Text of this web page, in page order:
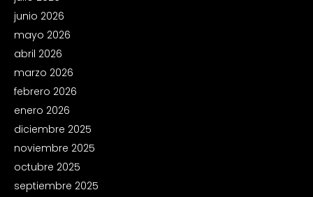
junio 2026
mayo 2026
abril 2026
marzo 2026
febrero 2026
enero 2026
diciembre 2025
noviembre 2025
octubre 2025
septiembre 2025